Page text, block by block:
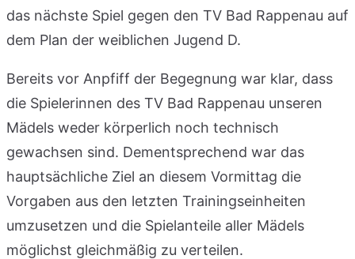
das nächste Spiel gegen den TV Bad Rappenau auf
dem Plan der weiblichen Jugend D.
Bereits vor Anpfiff der Begegnung war klar, dass
die Spielerinnen des TV Bad Rappenau unseren
Mädels weder körperlich noch technisch
gewachsen sind. Dementsprechend war das
hauptsächliche Ziel an diesem Vormittag die
Vorgaben aus den letzten Trainingseinheiten
umzusetzen und die Spielanteile aller Mädels
möglichst gleichmäßig zu verteilen.